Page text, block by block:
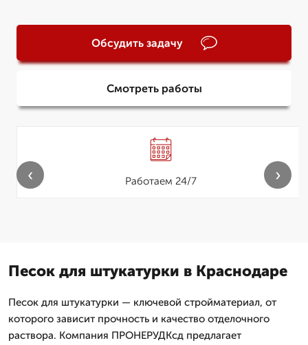
Обсудить задачу
Смотреть работы
Работаем 24/7
‹ ›
Песок для штукатурки в Краснодаре
Песок для штукатурки — ключевой стройматериал, от
которого зависит прочность и качество отделочного
раствора. Компания ПРОНЕРУДКсд предлагает